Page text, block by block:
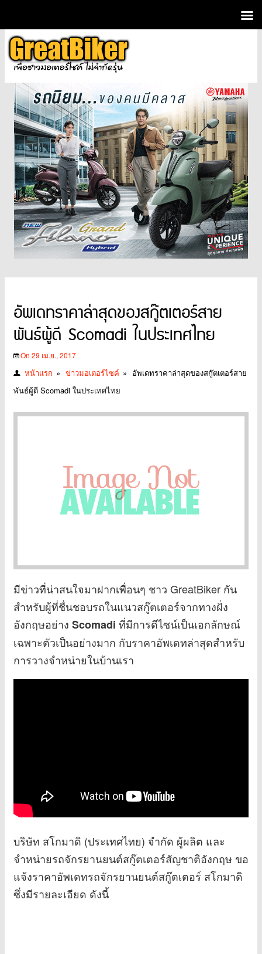
อัพเดทราคาล่าสุดของสกู๊ตเตอร์สาย
พันธ์ผู้ดี Scomadi ในประเทศไทย
On 29 เม.ย., 2017
หน้าแรก » ข่าวมอเตอร์ไซค์ » อัพเดทราคาล่าสุดของสกู๊ตเตอร์สาย
พันธ์ผู้ดี Scomadi ในประเทศไทย
มีข่าวที่น่าสนใจมาฝากเพื่อนๆ ชาว GreatBiker กัน
สำหรับผู้ที่ชื่นชอบรถในแนวสกู๊ตเตอร์จากทางฝั่ง
อังกฤษอย่าง Scomadi ที่มีการดีไซน์เป็นเอกลักษณ์
เฉพาะตัวเป็นอย่างมาก กับราคาอัพเดทล่าสุดสำหรับ
การวางจำหน่ายในบ้านเรา
บริษัท สโกมาดิ (ประเทศไทย) จำกัด ผู้ผลิต และ
จำหน่ายรถจักรยานยนต์สกู๊ตเตอร์สัญชาติอังกฤษ ขอ
แจ้งราคาอัพเดทรถจักรยานยนต์สกู๊ตเตอร์ สโกมาดิ
ซึ่งมีรายละเอียด ดังนี้